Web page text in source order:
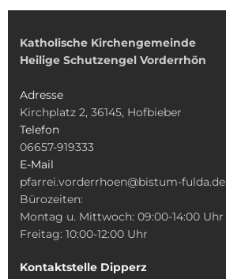
Katholische Kirchengemeinde
Heilige Schutzengel Vorderrhön
Adresse
Kirchplatz 2, 36145, Hofbieber
Telefon
06657-919333
E-Mail
pfarrei.vorderrhoen@bistum-fulda.de
Bürozeiten:
Montag u. Mittwoch: 09:00-14:00 Uhr
Freitag: 10:00-12:00 Uhr
Kontaktstelle Dipperz